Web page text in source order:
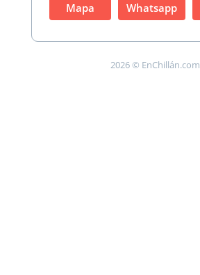
Mapa Whatsapp
2026 © EnChillán.com